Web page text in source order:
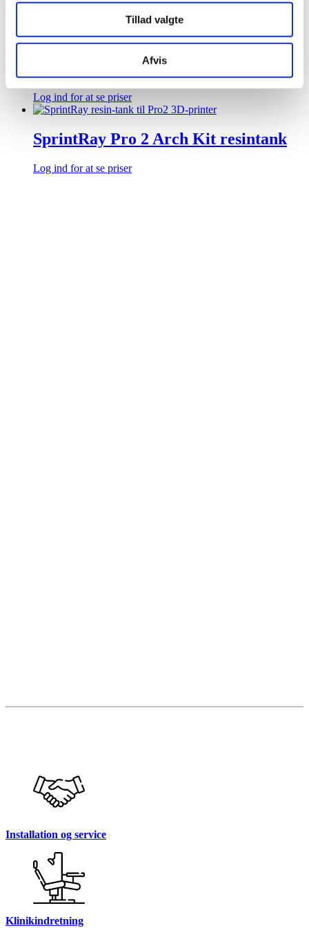
Tillad valgte
Afvis
Log ind for at se priser
SprintRay Night Guard Flex resin, 1
Log ind for at se priser
SprintRay Pro 2 Arch Kit resintank
Log ind for at se priser
Installation og service
Klinikindretning